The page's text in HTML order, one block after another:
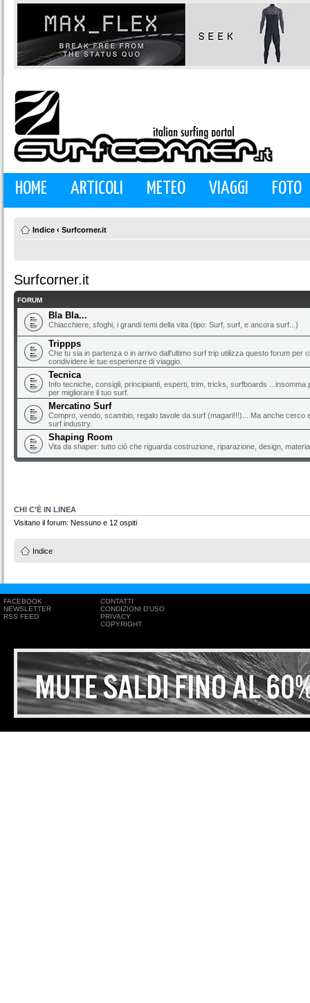
HOME ARTICOLI METEO VIAGGI FOTO
Indice ‹ Surfcorner.it
Surfcorner.it
FORUM
Bla Bla...
Chiacchiere, sfoghi, i grandi temi della vita (tipo: Surf, surf, e ancora surf...)
Trippps
Che tu sia in partenza o in arrivo dall'ultimo surf trip utilizza questo forum per
condividere le tue esperienze di viaggio.
Tecnica
Info tecniche, consigli, principianti, esperti, trim, tricks, surfboards ...insomma
per migliorare il tuo surf.
Mercatino Surf
Compro, vendo, scambio, regalo tavole da surf (magari!!!)... Ma anche cerco
surf industry.
Shaping Room
Vita da shaper: tutto ciò che riguarda costruzione, riparazione, design,
CHI C’È IN LINEA
Visitano il forum: Nessuno e 12 ospiti
Indice
FACEBOOK
NEWSLETTER
RSS FEED
CONTATTI
CONDIZIONI D'USO
PRIVACY
COPYRIGHT